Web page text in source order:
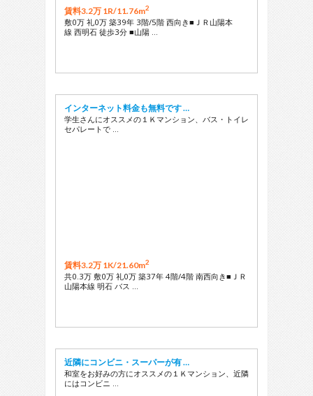
賃料3.2万 1R/11.76m2
敷0万 礼0万 築39年 3階/5階 西向き■ＪＲ山陽本
線 西明石 徒歩3分 ■山陽 …
インターネット料金も無料です …
学生さんにオススメの１Ｋマンション、バス・トイレ
セパレートで …
賃料3.2万 1K/21.60m2
共0.3万 敷0万 礼0万 築37年 4階/4階 南西向き■ＪＲ
山陽本線 明石 バス …
近隣にコンビニ・スーパーが有 …
和室をお好みの方にオススメの１Ｋマンション、近隣
にはコンビニ …